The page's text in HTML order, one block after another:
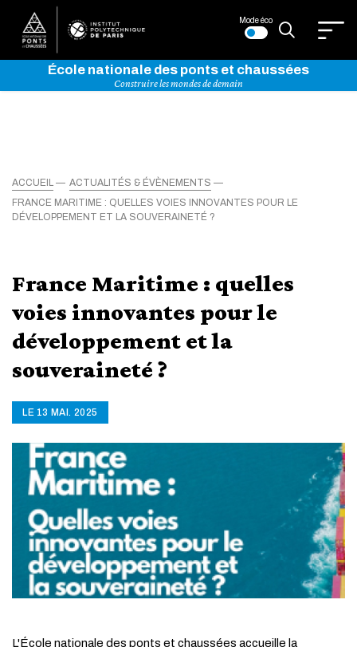
Mode éco
École nationale des ponts et chaussées
Construire les mondes de demain
ACCUEIL
ACTUALITÉS & ÉVÈNEMENTS
FRANCE MARITIME : QUELLES VOIES INNOVANTES POUR LE
DÉVELOPPEMENT ET LA SOUVERAINETÉ ?
France Maritime : quelles
voies innovantes pour le
développement et la
souveraineté ?
LE 13 MAI. 2025
L'École nationale des ponts et chaussées accueille la